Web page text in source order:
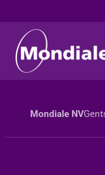
Mondiale NV